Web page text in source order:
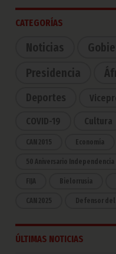
CATEGORÍAS
Noticias
Presidencia
Deportes
COVID-19 Cultura
CAN 2015 Economía
50 Aniversario Independencia
FIJA Bielorrusia
CAN 2025 Defensor
ÚLTIMAS NOTICIAS